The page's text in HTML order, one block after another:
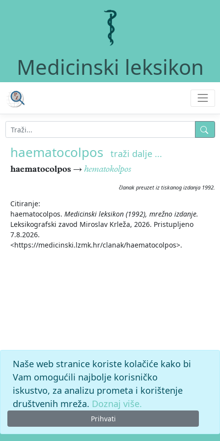
Medicinski leksikon
haematocolpos traži dalje ...
haematocolpos → hematokolpos
članak preuzet iz tiskanog izdanja 1992.
Citiranje:
haematocolpos. Medicinski leksikon (1992), mrežno izdanje.
Leksikografski zavod Miroslav Krleža, 2026. Pristupljeno
7.8.2026.
<https://medicinski.lzmk.hr/clanak/haematocolpos>.
Naše web stranice koriste kolačiće kako bi
Vam omogućili najbolje korisničko
iskustvo, za analizu prometa i korištenje
društvenih mreža. Doznaj više.
Prihvati
© 2026. -Leksikografski zavodMiroslav Krleža